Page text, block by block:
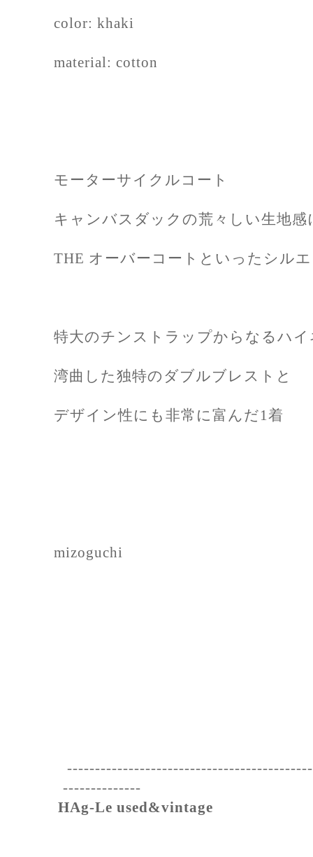
color: khaki
material: cotton
モーターサイクルコート
キャンバスダックの荒々しい生地感
THE オーバーコートといったシル
特大のチンストラップからなるハ
湾曲した独特のダブルブレストと
デザイン性にも非常に富んだ1着
mizoguchi
--------------
HAg-Le used&vintage